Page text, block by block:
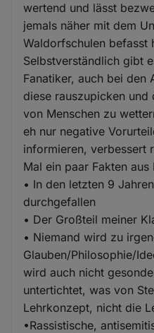
wertend und lässt
jemals näher mit dem
Waldorfschulen befasst
Selbstverständlich gibt
Fanatiker, auch bei den
diese rauszupicken
von Menschen zu
eh nur negative
informieren, verbessert
Mal ein paar Fakten aus
• In den letzten 9
durchgefallen
• Der Großteil meiner
• Niemand wird zu
Glauben/Philosophie/
wird auch nicht
untertichtet, was von
Lehrkonzept, nicht die
•Rassistische,